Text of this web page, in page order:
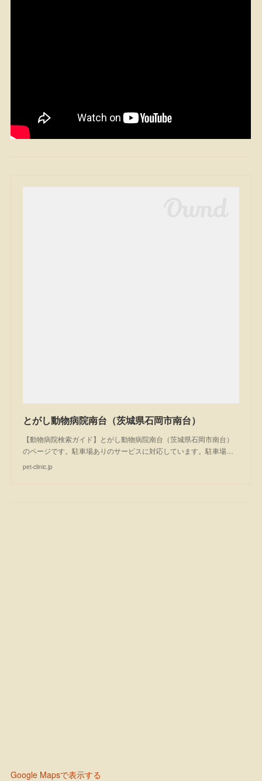
とがし動物病院南台（茨城県石岡市南台）
【動物病院検索ガイド】とがし動物病院南台（茨城県石岡市南台）
のページです。駐車場ありのサービスに対応しています。駐車場…
pet-clinic.jp
Google Mapsで表示する